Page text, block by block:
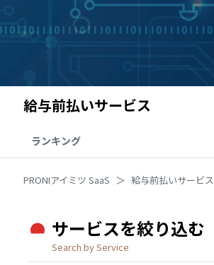
給与前払いサービス
ランキング
PRONIアイミツ SaaS 給与前払いサービス
サービスを絞り込む
Search by Service